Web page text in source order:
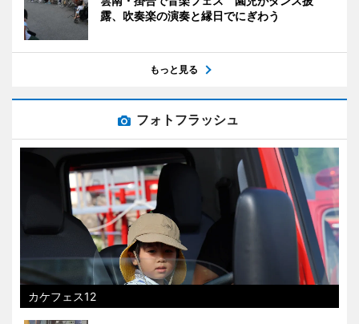
露、吹奏楽の演奏と縁日でにぎわう
もっと見る
フォトフラッシュ
カケフェス12